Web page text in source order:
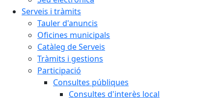
Serveis i tràmits
Tauler d'anuncis
Oficines municipals
Catàleg de Serveis
Tràmits i gestions
Participació
Consultes públiques
Consultes d'interès local